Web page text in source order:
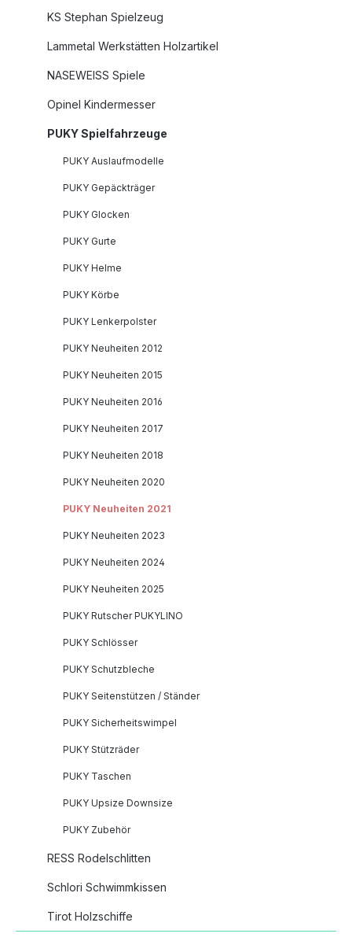
KS Stephan Spielzeug
Lammetal Werkstätten Holzartikel
NASEWEISS Spiele
Opinel Kindermesser
PUKY Spielfahrzeuge
PUKY Auslaufmodelle
PUKY Gepäckträger
PUKY Glocken
PUKY Gurte
PUKY Helme
PUKY Körbe
PUKY Lenkerpolster
PUKY Neuheiten 2012
PUKY Neuheiten 2015
PUKY Neuheiten 2016
PUKY Neuheiten 2017
PUKY Neuheiten 2018
PUKY Neuheiten 2020
PUKY Neuheiten 2021
PUKY Neuheiten 2023
PUKY Neuheiten 2024
PUKY Neuheiten 2025
PUKY Rutscher PUKYLINO
PUKY Schlösser
PUKY Schutzbleche
PUKY Seitenstützen / Ständer
PUKY Sicherheitswimpel
PUKY Stützräder
PUKY Taschen
PUKY Upsize Downsize
PUKY Zubehör
RESS Rodelschlitten
Schlori Schwimmkissen
Tirot Holzschiffe